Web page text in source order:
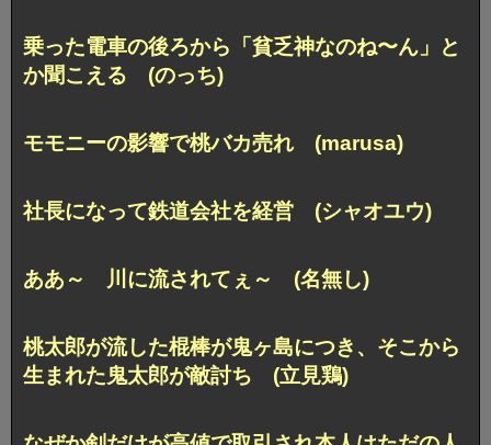
乗った電車の後ろから 「貧乏神なのね〜ん」と
か聞こえる (のっち)
モモニーの影響で桃バカ売れ (marusa)
社長になって鉄道会社を経営 (シャオユウ)
ああ～ 川に流されてぇ～ (名無し)
桃太郎が流した棍棒が鬼ヶ島につき、 そこから
生まれた鬼太郎が敵討ち (立見鶏)